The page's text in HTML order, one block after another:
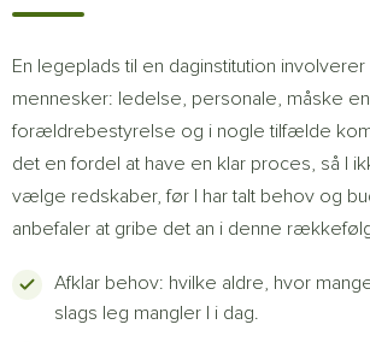
En legeplads til en daginstitution
mennesker: ledelse, personale, måske en
forældrebestyrelse og i nogle tilfælde
det en fordel at have en klar proces, så I
vælge redskaber, før I har talt behov og
anbefaler at gribe det an i denne
Afklar behov: hvilke aldre, hvor
slags leg mangler I i dag.